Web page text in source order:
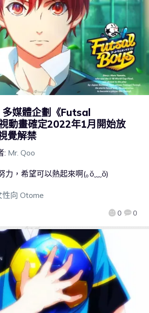
多媒體企劃《Futsal
動畫確定2022年1月開始放
覺解禁
: Mr. Qoo
0 0
力，希望可以熱起來啊(｡ŏ﹏ŏ)
性向 Otome